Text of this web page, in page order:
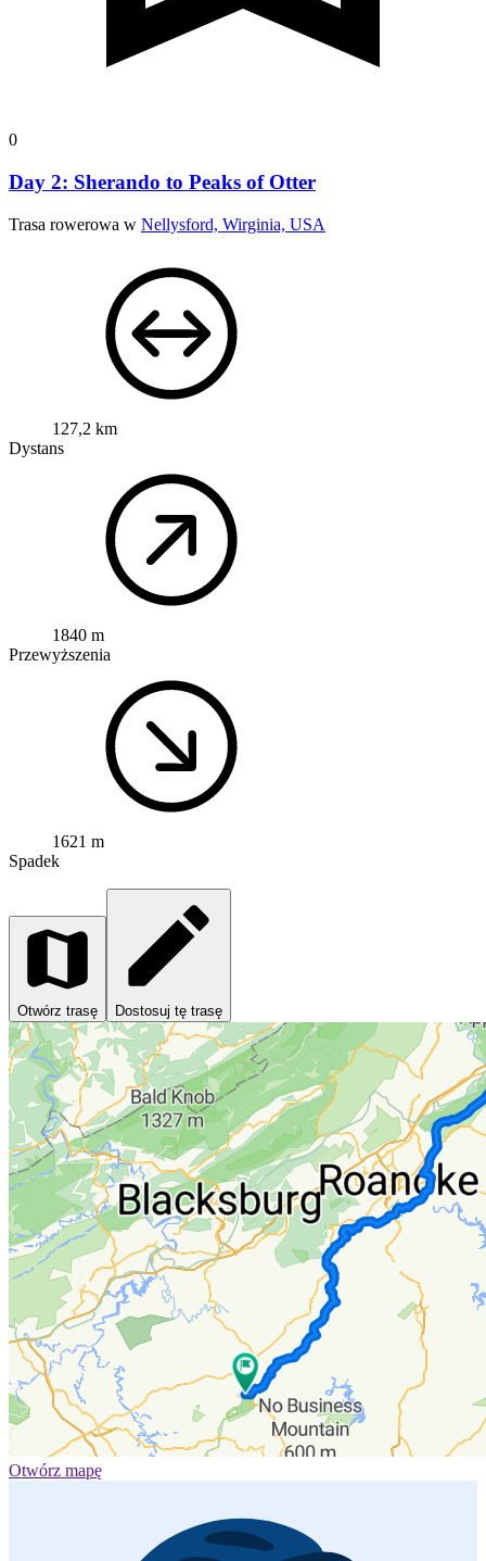
0
Day 2: Sherando to Peaks of Otter
Trasa rowerowa w Nellysford, Wirginia, USA
127,2 km
Dystans
1840 m
Przewyższenia
1621 m
Spadek
Otwórz trasę Dostosuj tę trasę
Otwórz mapę